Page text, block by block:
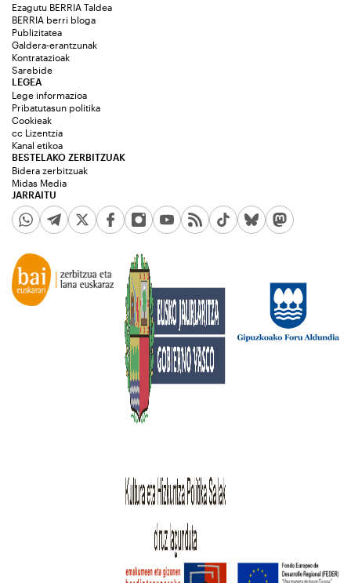
Ezagutu BERRIA Taldea
BERRIA berri bloga
Publizitatea
Galdera-erantzunak
Kontratazioak
Sarebide
JARRAITU
LEGEA
Lege informazioa
Pribatutasun politika
Cookieak
cc Lizentzia
Kanal etikoa
BESTELAKO ZERBITZUAK
Bidera zerbitzuak
Midas Media